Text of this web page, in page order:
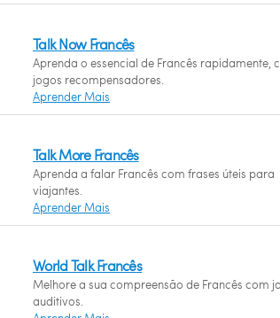
Talk Now Francês
Aprenda o essencial de Francês rapidamente,
jogos recompensadores.
Aprender Mais
Talk More Francês
Aprenda a falar Francês com frases úteis para
viajantes.
Aprender Mais
World Talk Francês
Melhore a sua compreensão de Francês com
auditivos.